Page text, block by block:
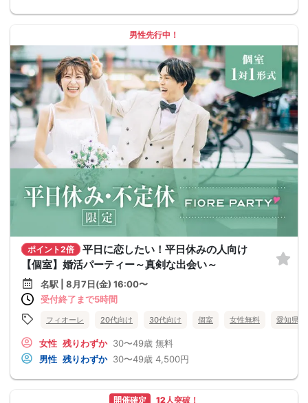
男性先行中！
ポイント2倍
平日に恋したい！平日休みの人向け
【個室】婚活パーティー～真剣な出会い～
名駅 | 8月7日(金) 16:00〜
受付終了まで5時間
フィオーレ 20代向け 30代向け 個室 女性無料 愛知県
女性 残りわずか 30〜49歳 無料
男性 残りわずか 30〜49歳 4,500円
開催確定 12人突破！